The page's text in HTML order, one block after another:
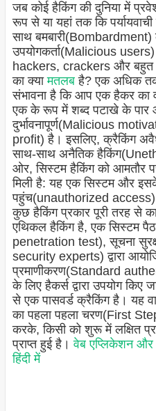
जब कोई हैकिंग की दुनिया में
रूप से या यहां तक ​​कि
साथ बमबारी(Bombardment)
उपयोगकर्ता(Malicious
hackers, crackers और
का क्यामतलबहै? एक अधिक
संभावना है कि आप एक हैकर
एक के रूप में शब्द पटाखे के पार
दुर्भावनापूर्ण(Malicious
profit) है। इसलिए, क्रैकिंग
साथ-साथ अनैतिक
ओर, सिस्टम हैकिंग को आमतौर
मिली है: यह एक सिस्टम और
पहुंच(unauthorized access)
कुछ हैकिंग प्रकार पूरी तरह से
एथिकल हैकिंग है, एक सिस्टम पैठ
penetration test), सूचना
security experts) द्वारा
प्रमाणीकरण(Standard
के लिए हैकर्स द्वारा उपयोग किए
से एक पासवर्ड क्रैकिंग है। यह
का पहला पहला चरण(First
करके, किसी को शुरू में लक्षित
प्राप्त हुई है।वेब एप्लिकेशन और
हिंदी में